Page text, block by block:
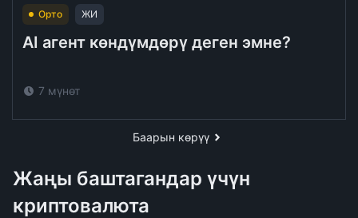
Орто ЖИ
AI агент көндүмдөрү деген эмне?
7 мүнөт
Баарын көрүү
Жаңы баштагандар үчүн
криптовалюта